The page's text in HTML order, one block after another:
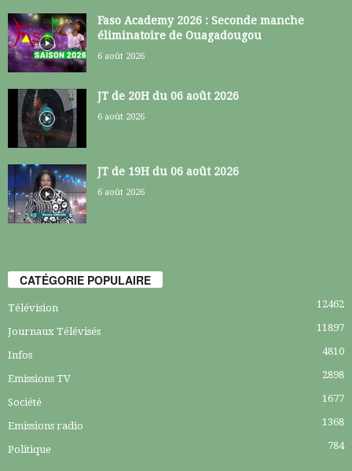
Faso Academy 2026 : Seconde manche
éliminatoire de Ouagadougou
6 août 2026
JT de 20H du 06 août 2026
6 août 2026
JT de 19H du 06 août 2026
6 août 2026
CATÉGORIE POPULAIRE
Télévision 12462
Journaux Télévisés 11897
Infos 4810
Emissions TV 2898
Société 1677
Emissions radio 1368
Politique 784